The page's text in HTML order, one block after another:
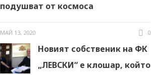
подушват от космоса
МАЙ 13, 2020 0
Новият собственик на ФК
„ЛЕВСКИ“ е клошар, който